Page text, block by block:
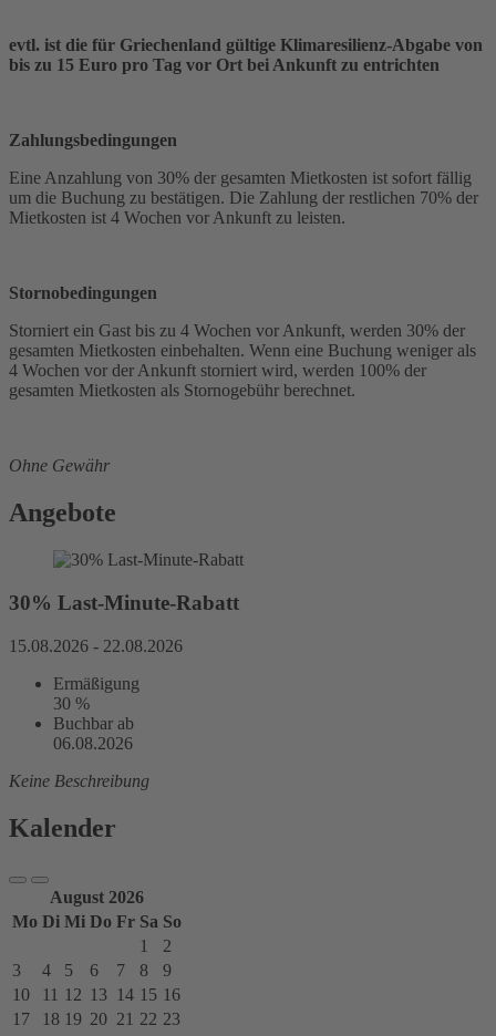
evtl. ist die für Griechenland gültige Klimaresilienz-Abgabe von
bis zu 15 Euro pro Tag vor Ort bei Ankunft zu entrichten
Zahlungsbedingungen
Eine Anzahlung von 30% der gesamten Mietkosten ist sofort fällig
um die Buchung zu bestätigen. Die Zahlung der restlichen 70% der
Mietkosten ist 4 Wochen vor Ankunft zu leisten.
Stornobedingungen
Storniert ein Gast bis zu 4 Wochen vor Ankunft, werden 30% der
gesamten Mietkosten einbehalten. Wenn eine Buchung weniger als
4 Wochen vor der Ankunft storniert wird, werden 100% der
gesamten Mietkosten als Stornogebühr berechnet.
Ohne Gewähr
Angebote
30% Last-Minute-Rabatt
15.08.2026 - 22.08.2026
Ermäßigung
30 %
Buchbar ab
06.08.2026
Keine Beschreibung
Kalender
August 2026
Mo Di Mi Do Fr Sa So
1
2
3
4 5 6 7 8
9
10
11 12 13 14 15 16
17
18 19 20 21 22 23